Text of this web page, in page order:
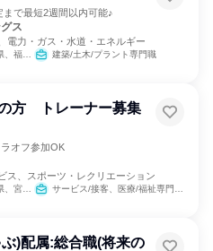
で最短2週間以内可能♪
ス
電力・ガス・水道・エネルギー
岡県 建築/土木/プラント専門職
方 トレーナー募集
オフ参加OK
ス、スポーツ・レクリエーション
、福岡県、佐賀県、長崎県、熊本県、大分県、宮崎県、鹿児島県、沖縄県 サービス/接客、医療/福祉専門職、教育/保育専門職、小売販売/流通
)配属:総合職(将来の